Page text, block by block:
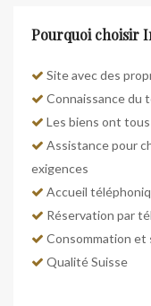
Pourquoi choisir
Site avec des
Connaissance du
Les biens ont
Assistance pour
exigences
Accueil
Réservation par
Consommation et
Qualité Suisse